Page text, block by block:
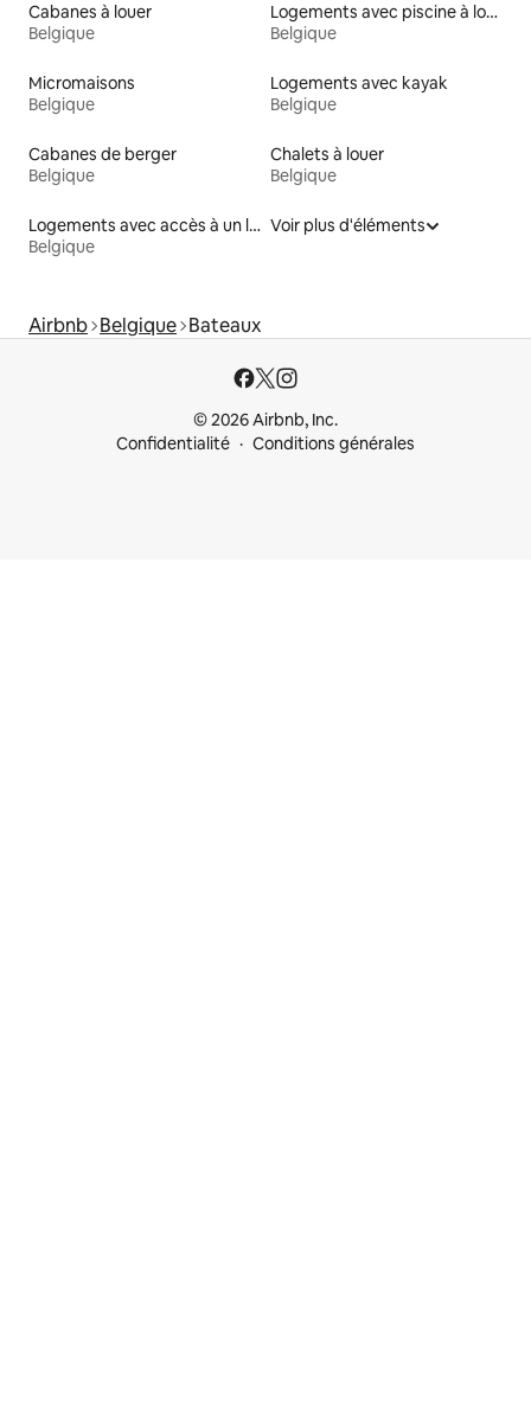
Cabanes à louer
Belgique
Logements avec piscine à louer
Belgique
Micromaisons
Belgique
Logements avec kayak
Belgique
Cabanes de berger
Belgique
Chalets à louer
Belgique
Logements avec accès à un lac
Belgique
Voir plus d'éléments
Airbnb Belgique Bateaux
© 2026 Airbnb, Inc.
Confidentialité
Conditions générales